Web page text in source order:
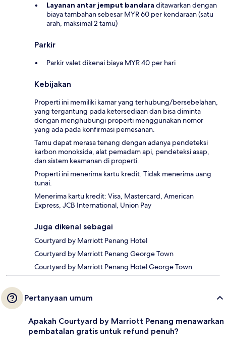
Layanan antar jemput bandara ditawarkan dengan
biaya tambahan sebesar MYR 60 per kendaraan (satu
arah, maksimal 2 tamu)
Parkir
Parkir valet dikenai biaya MYR 40 per hari
Kebijakan
Properti ini memiliki kamar yang terhubung/bersebelahan,
yang tergantung pada ketersediaan dan bisa diminta
dengan menghubungi properti menggunakan nomor
yang ada pada konfirmasi pemesanan.
Tamu dapat merasa tenang dengan adanya pendeteksi
karbon monoksida, alat pemadam api, pendeteksi asap,
dan sistem keamanan di properti.
Properti ini menerima kartu kredit. Tidak menerima uang
tunai.
Menerima kartu kredit: Visa, Mastercard, American
Express, JCB International, Union Pay
Juga dikenal sebagai
Courtyard by Marriott Penang Hotel
Courtyard by Marriott Penang George Town
Courtyard by Marriott Penang Hotel George Town
Pertanyaan umum
Apakah Courtyard by Marriott Penang menawarkan
pembatalan gratis untuk refund penuh?